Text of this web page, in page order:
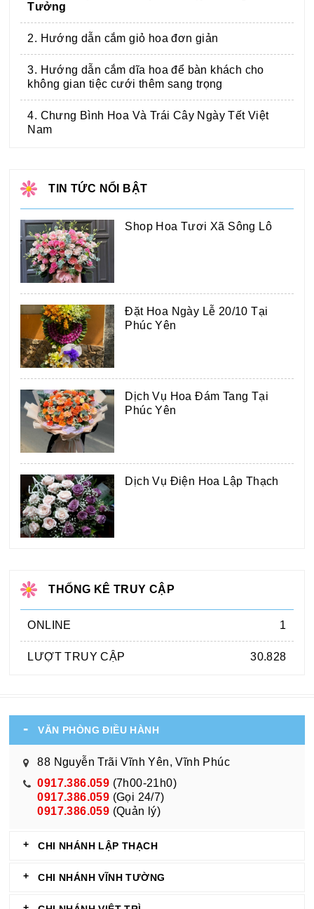
Tưởng
2. Hướng dẫn cắm giỏ hoa đơn giản
3. Hướng dẫn cắm dĩa hoa để bàn khách cho
không gian tiệc cưới thêm sang trọng
4. Chưng Bình Hoa Và Trái Cây Ngày Tết Việt
Nam
TIN TỨC NỔI BẬT
Shop Hoa Tươi Xã Sông Lô
Đặt Hoa Ngày Lễ 20/10 Tại
Phúc Yên
Dịch Vụ Hoa Đám Tang Tại
Phúc Yên
Dịch Vụ Điện Hoa Lập Thạch
THỐNG KÊ TRUY CẬP
ONLINE 1
LƯỢT TRUY CẬP 30.828
VĂN PHÒNG ĐIỀU HÀNH
88 Nguyễn Trãi Vĩnh Yên, Vĩnh Phúc
0917.386.059 (7h00-21h0)
0917.386.059 (Gọi 24/7)
0917.386.059 (Quản lý)
CHI NHÁNH LẬP THẠCH
CHI NHÁNH VĨNH TƯỜNG